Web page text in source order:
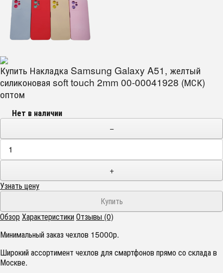
Купить Накладка Samsung Galaxy A51, желтый
силиконовая soft touch 2mm 00-00041928 (МСК)
оптом
Нет в наличии
−
+
Узнать цену
ОбзорХарактеристикиОтзывы (0)
Минимальный заказ чехлов 15000р.
Широкий ассортимент чехлов для смартфонов прямо со склада в
Москве.